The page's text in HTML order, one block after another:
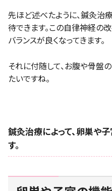
先ほど述べたように、鍼灸治
待できます。この自律神経の
バランスが良くなってきます。
それに付随して、お腹や骨盤
たいですね。
鍼灸治療によって、卵巣や
す。